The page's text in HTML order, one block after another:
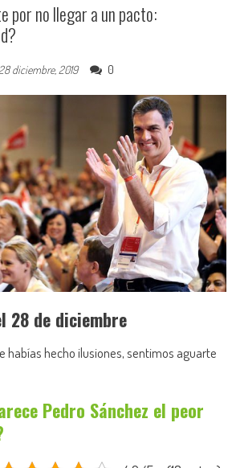
por no llegar a un pacto:
28 diciembre, 2019 0
28 de diciembre
habías hecho ilusiones, sentimos aguarte
Pedro Sánchez el peor